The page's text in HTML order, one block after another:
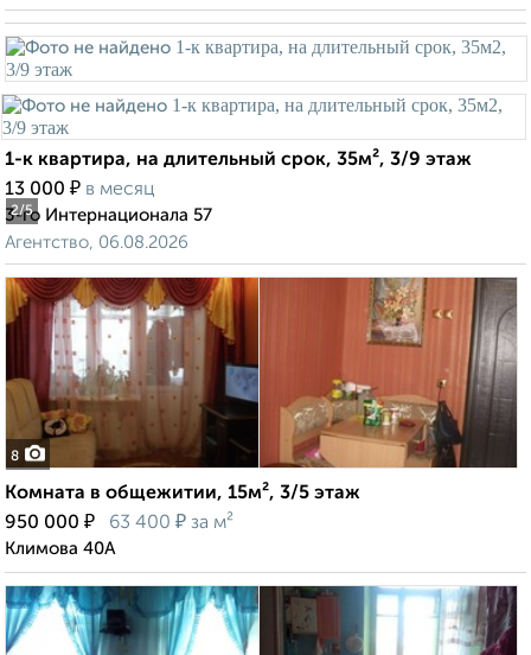
2/5
1-к квартира, на длительный срок, 35м², 3/9 этаж
13 000 ₽ в месяц
3-го Интернационала 57
Агентство, 06.08.2026
8
Комната в общежитии, 15м², 3/5 этаж
950 000 ₽ 63 400 ₽ за м²
Климова 40А